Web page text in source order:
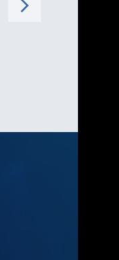
arrow_forward_ios